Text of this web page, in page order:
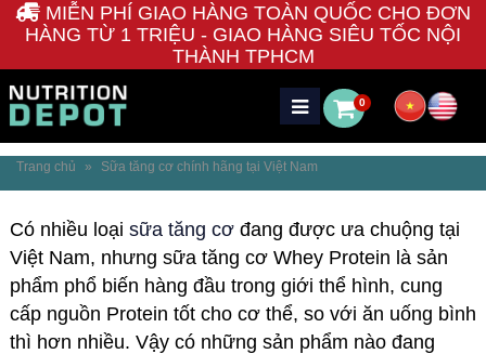
MIỄN PHÍ GIAO HÀNG TOÀN QUỐC CHO ĐƠN
HÀNG TỪ 1 TRIỆU - GIAO HÀNG SIÊU TỐC NỘI
THÀNH TPHCM
0
Trang chủ » Sữa tăng cơ chính hãng tại Việt Nam
Có nhiều loại sữa tăng cơ đang được ưa chuộng tại
Việt Nam, nhưng sữa tăng cơ Whey Protein là sản
phẩm phổ biến hàng đầu trong giới thể hình, cung
cấp nguồn Protein tốt cho cơ thể, so với ăn uống bình
thì hơn nhiều. Vậy có những sản phẩm nào đang